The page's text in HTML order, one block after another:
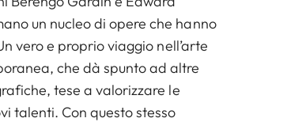
un nucleo di opere che hanno
vero e proprio viaggio nell’arte
che dà spunto ad altre
tese a valorizzare le
talenti. Con questo stesso